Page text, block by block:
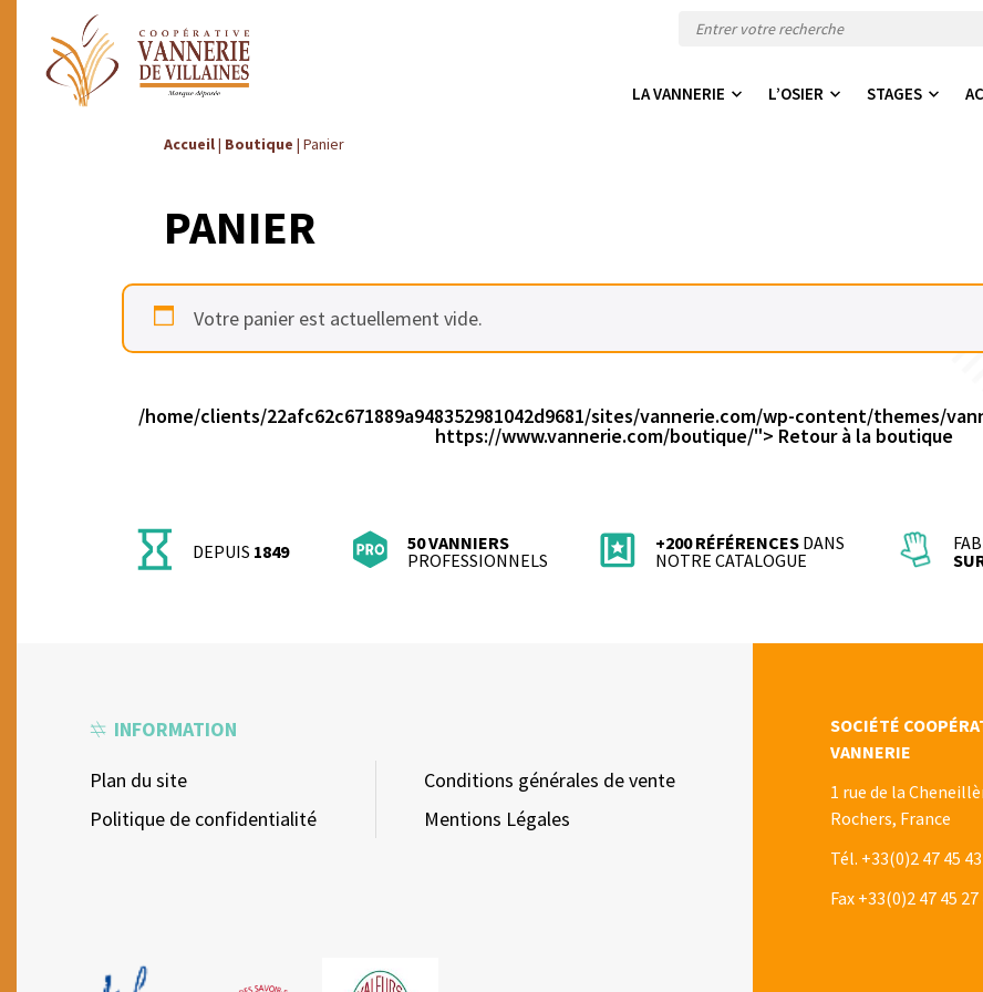
LA VANNERIE L’OSIER STAGES
Accueil| Boutique | Panier
PANIER
Votre panier est actuellement vide.
/home/clients/22afc62c671889a948352981042d9681/sites/vannerie.com/wp-content/themes/
https://www.vannerie.com/boutique/"> Retour à la boutique
DEPUIS 1849
50 VANNIERS
PROFESSIONNELS
+200 RÉFÉRENCES DANS
NOTRE CATALOGUE
INFORMATION
Plan du site
Politique de confidentialité
Conditions générales de vente
Mentions Légales
SOCIÉTÉ
VANNERIE
1 rue de la
Rochers, France
Tél. +33(0)2 47 45
Fax +33(0)2 47 45 27